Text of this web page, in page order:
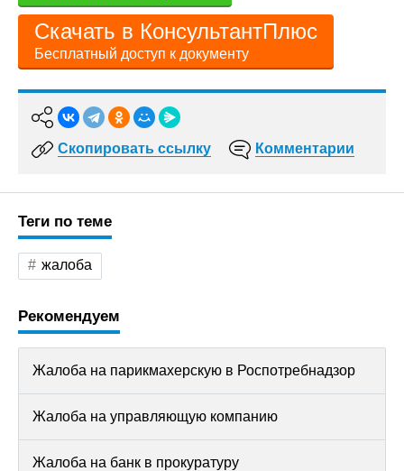
Скачать в КонсультантПлюс
Бесплатный доступ к документу
Скопировать ссылку Комментарии
Теги по теме
жалоба
Рекомендуем
Жалоба на парикмахерскую в Роспотребнадзор
Жалоба на управляющую компанию
Жалоба на банк в прокуратуру